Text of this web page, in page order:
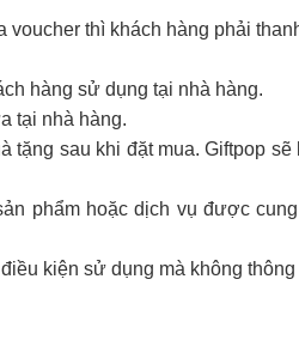
thì khách hàng phải
hàng sử dụng tại nhà hàng.
tại nhà hàng.
tặng sau khi đặt mua. Giftpop
phẩm hoặc dịch vụ được
kiện sử dụng mà không